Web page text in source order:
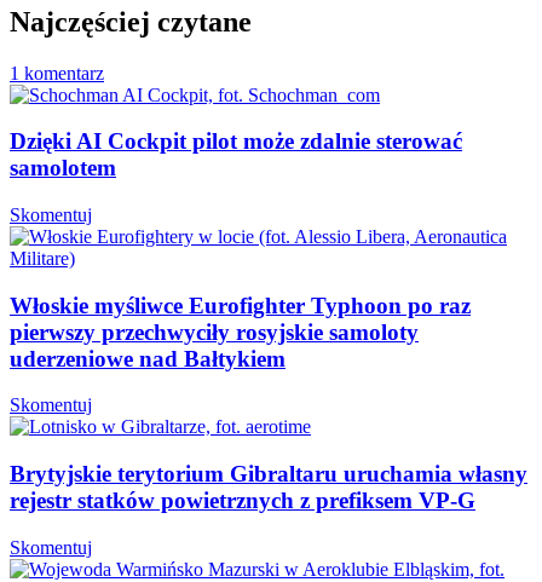
Najczęściej czytane
1 komentarz
Dzięki AI Cockpit pilot może zdalnie sterować
samolotem
Skomentuj
Włoskie myśliwce Eurofighter Typhoon po raz
pierwszy przechwyciły rosyjskie samoloty
uderzeniowe nad Bałtykiem
Skomentuj
Brytyjskie terytorium Gibraltaru uruchamia własny
rejestr statków powietrznych z prefiksem VP-G
Skomentuj